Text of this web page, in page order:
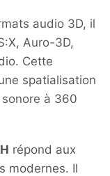
audio 3D, il
Auro-3D,
Cette
spatialisation
sonore à 360
répond aux
modernes. Il